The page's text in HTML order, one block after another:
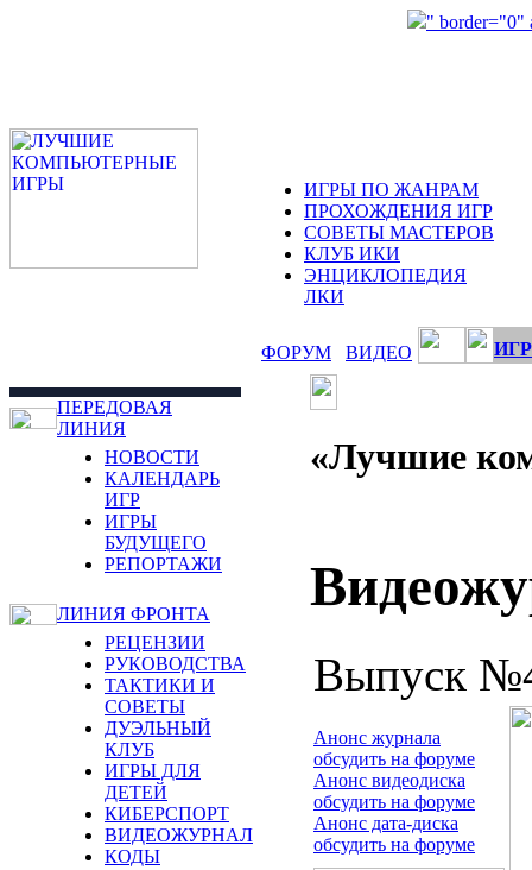
" border="0"
ИГРЫ ПО ЖАНРАМ
ПРОХОЖДЕНИЯ ИГР
СОВЕТЫ МАСТЕРОВ
КЛУБ ИКИ
ЭНЦИКЛОПЕДИЯ
ЛКИ
ФОРУМ ВИДЕО
ПЕРЕДОВАЯ
ЛИНИЯ
НОВОСТИ
КАЛЕНДАРЬ
ИГР
ИГРЫ
БУДУЩЕГО
РЕПОРТАЖИ
ЛИНИЯ ФРОНТА
РЕЦЕНЗИИ
РУКОВОДСТВА
ТАКТИКИ И
СОВЕТЫ
ДУЭЛЬНЫЙ
КЛУБ
ИГРЫ ДЛЯ
ДЕТЕЙ
КИБЕРСПОРТ
ВИДЕОЖУРНАЛ
КОДЫ
«Лучшие
Выпуск
Анонс журнала
обсудить на форуме
Анонс видеодиска
обсудить на форуме
Анонс дата-диска
обсудить на форуме